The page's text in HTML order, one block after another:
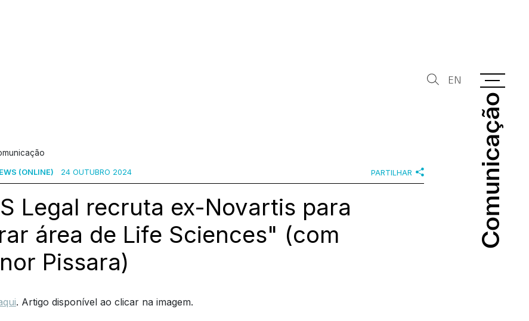
Comunicação
Comunicação
EN
(ONLINE) 24 OUTUBRO 2024 PARTILHAR
Legal recruta ex-Novartis para
área de Life Sciences" (com
Pissara)
. Artigo disponível ao clicar na imagem.